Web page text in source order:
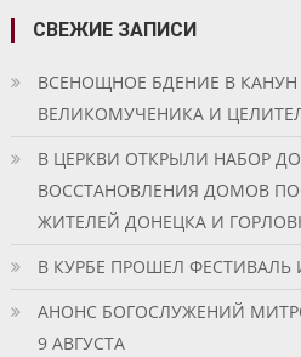
СВЕЖИЕ ЗАПИСИ
ВСЕНОЩНОЕ БДЕНИЕ В
ВЕЛИКОМУЧЕНИКА И
В ЦЕРКВИ ОТКРЫЛИ НАБОР
ВОССТАНОВЛЕНИЯ ДОМОВ
ЖИТЕЛЕЙ ДОНЕЦКА И
В КУРБЕ ПРОШЕЛ
АНОНС БОГОСЛУЖЕНИЙ
9 АВГУСТА